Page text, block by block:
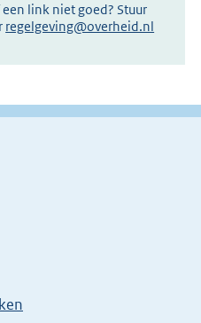
link niet goed? Stuur
regelgeving@overheid.nl